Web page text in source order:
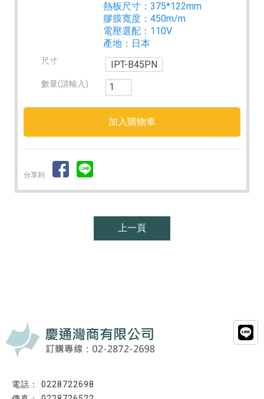
熱板尺寸：375*122mm
膠膜寬度：450m/m
電壓選配：110V
產地：日本
尺寸 IPT-B45PN
數量(請輸入)
分享到
上一頁
0228722698